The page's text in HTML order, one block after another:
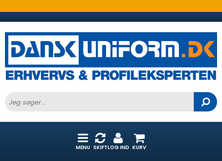
MENU SKIFTLOG IND KURV